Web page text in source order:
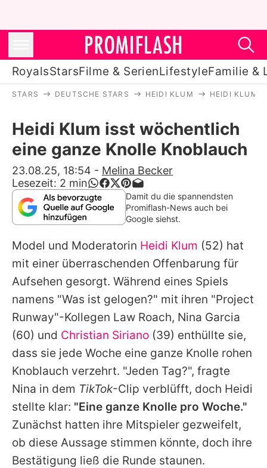
RoyalsStarsFilme & SerienLifestyleFamilie &
Stars
Filme & Serien
Lifestyle
Familie & Liebe
Alle Themen auf Promiflash
Jobs
App runterladen
Team
Redaktionelle Richtlinien
Impressum
Datenschutzerklärung
Nutzungsbedingungen
STARS DEUTSCHE STARS HEIDI KLUM HEIDI KLUM
Heidi Klum isst wöchentlich
eine ganze Knolle Knoblauch
23.08.25, 18:54 - Melina Becker
Lesezeit: 2 min
Damit du die spannendsten
Promiflash-News auch bei
Google siehst.
Model und Moderatorin Heidi Klum (52) hat
mit einer überraschenden Offenbarung für
Aufsehen gesorgt. Während eines Spiels
namens "Was ist gelogen?" mit ihren "Project
Runway"-Kollegen Law Roach, Nina Garcia
(60) und Christian Siriano (39) enthüllte sie,
dass sie jede Woche eine ganze Knolle rohen
Knoblauch verzehrt. "Jeden Tag?", fragte
Nina in dem TikTok-Clip verblüfft, doch Heidi
stellte klar: "Eine ganze Knolle pro Woche."
Zunächst hatten ihre Mitspieler gezweifelt,
ob diese Aussage stimmen könnte, doch ihre
Bestätigung ließ die Runde staunen.